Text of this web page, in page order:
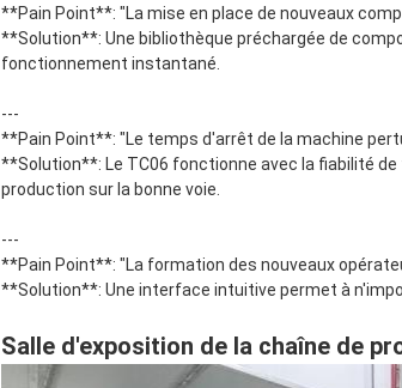
**Pain Point**: "La mise en place de nouveaux
**Solution**: Une bibliothèque préchargée de
fonctionnement instantané.
---
**Pain Point**: "Le temps d'arrêt de la machine
**Solution**: Le TC06 fonctionne avec la fiabilité
production sur la bonne voie.
---
**Pain Point**: "La formation des nouveaux
**Solution**: Une interface intuitive permet à
Salle d'exposition de la chaîne de